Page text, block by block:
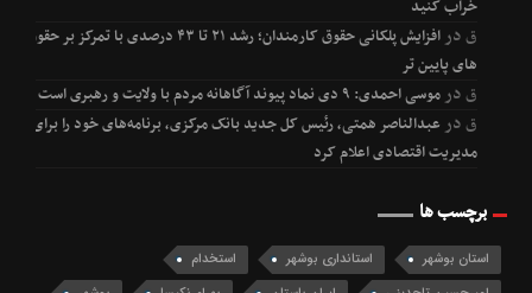
خراب کنید
قدر
افزایش پلکانی حقوق کارمندان؛ رشد ۲۱ تا ۴۳ درصدی با تمرکز بر حقوق
های پایین تر
قدرموسی احمدی: ۹ دی نماد پیوند آگاهانه مردم با ولایت و رهبری است
قدرعبدالناصر همتی، رئیس کل جدید بانک مرکزی، برنامه‌های خود را برای
مدیریت اقتصادی اعلام کرد
برچسب ها
استان بوشهر استانداری بوشهر
استخدام